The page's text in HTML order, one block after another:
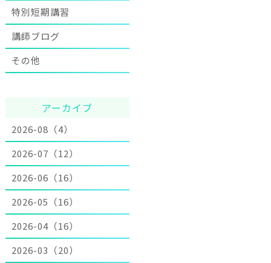
特別短期講習
講師ブログ
その他
アーカイブ
2026-08（4）
2026-07（12）
2026-06（16）
2026-05（16）
2026-04（16）
2026-03（20）